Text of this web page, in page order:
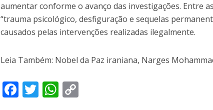
aumentar conforme o avanço das investigações. Entre
“trauma psicológico, desfiguração e sequelas
causados pelas intervenções realizadas ilegalmente.
Leia Também: Nobel da Paz iraniana, Narges
F T W